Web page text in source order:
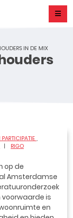
IN DE MIX
PARTICIPATIE
RIGO
op de
Amsterdamse
is
en